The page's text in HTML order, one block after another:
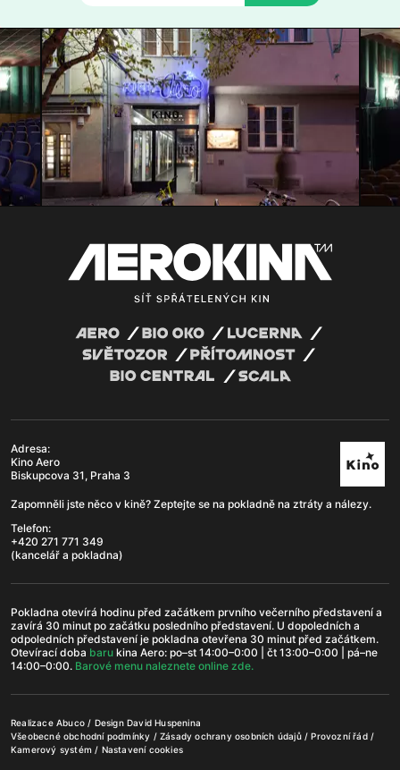
Adresa:
Kino Aero
Biskupcova 31, Praha 3
Zapomněli jste něco v kině? Zeptejte se na pokladně na ztráty a nálezy.
Telefon:
+420 271 771 349
(kancelář a pokladna)
Pokladna otevírá hodinu před začátkem prvního večerního představení a
zavírá 30 minut po začátku posledního představení. U dopoledních a
odpoledních představení je pokladna otevřena 30 minut před začátkem.
Otevírací doba baru kina Aero: po–st 14:00–0:00 | čt 13:00–0:00 | pá–ne
14:00–0:00. Barové menu naleznete online zde.
RealizaceAbuco / DesignDavid Huspenina
Všeobecné obchodní podmínky /Zásady ochrany osobních údajů/Provozní řád/
Kamerový systém/ Nastavení cookies